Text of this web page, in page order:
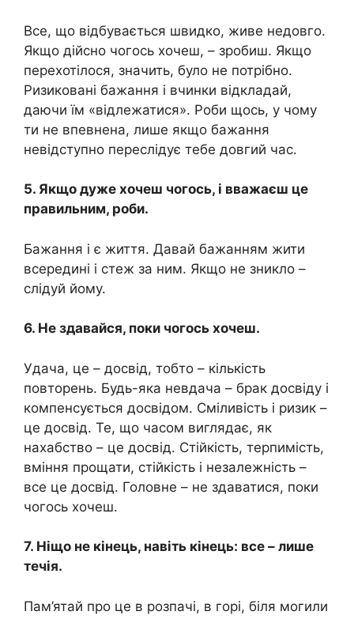
Все, що відбувається швидко, живе недовго.
Якщо дійсно чогось хочеш, – зробиш. Якщо
перехотілося, значить, було не потрібно.
Ризиковані бажання і вчинки відкладай,
даючи їм «відлежатися». Роби щось, у чому
ти не впевнена, лише якщо бажання
невідступно переслідує тебе довгий час.
5. Якщо дуже хочеш чогось, і вважаєш це
правильним, роби.
Бажання і є життя. Давай бажанням жити
всередині і стеж за ним. Якщо не зникло –
слідуй йому.
6. Не здавайся, поки чогось хочеш.
Удача, це – досвід, тобто – кількість
повторень. Будь-яка невдача – брак досвіду і
компенсується досвідом. Сміливість і ризик –
це досвід. Те, що часом виглядає, як
нахабство – це досвід. Стійкість, терпимість,
вміння прощати, стійкість і незалежність –
все це досвід. Головне – не здаватися, поки
чогось хочеш.
7. Ніщо не кінець, навіть кінець: все – лише
течія.
Пам’ятай про це в розпачі, в горі, біля могили